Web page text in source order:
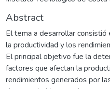
Abstract
El tema a desarrollar consistió
la productividad y los
El principal objetivo fue la
factores que afectan la
rendimientos generados por